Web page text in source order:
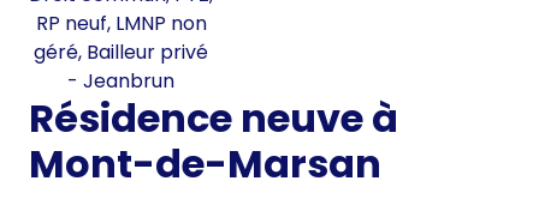
RP neuf, LMNP non
géré, Bailleur privé
- Jeanbrun
Résidence neuve à
Mont-de-Marsan